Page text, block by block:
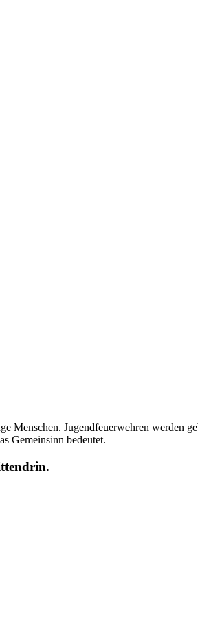
Menschen. Jugendfeuerwehren werden
Gemeinsinn bedeutet.